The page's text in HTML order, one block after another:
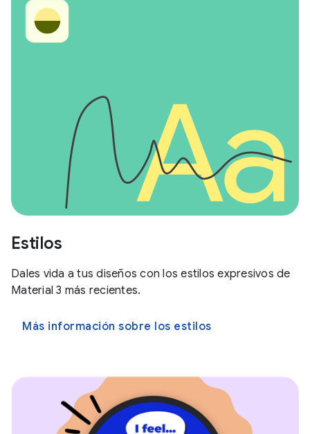
Estilos
Dales vida a tus diseños con los estilos expresivos de
Material 3 más recientes.
Más información sobre los estilos